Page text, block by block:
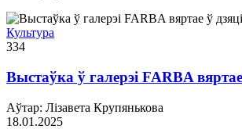
Культура
334
Выстаўка ў галерэі FARBA
Аўтар: Лізавета Крупянькова
18.01.2025